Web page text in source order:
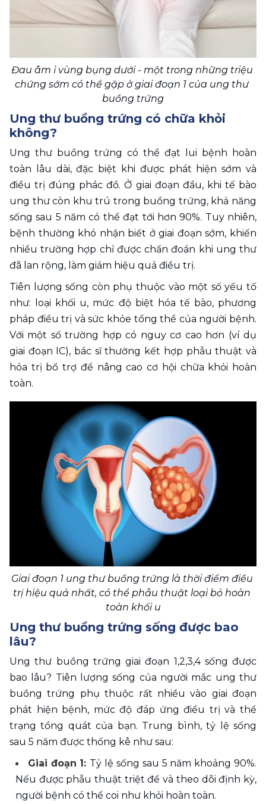
Đau âm ỉ vùng bụng dưới - một trong những triệu
chứng sớm có thể gặp ở giai đoạn 1 của ung thư
buồng trứng
Ung thư buồng trứng có chữa khỏi
không?
Ung thư buồng trứng có thể đạt lui bệnh hoàn
toàn lâu dài, đặc biệt khi được phát hiện sớm và
điều trị đúng phác đồ. Ở giai đoạn đầu, khi tế bào
ung thư còn khu trú trong buồng trứng, khả năng
sống sau 5 năm có thể đạt tới hơn 90%. Tuy nhiên,
bệnh thường khó nhận biết ở giai đoạn sớm, khiến
nhiều trường hợp chỉ được chẩn đoán khi ung thư
đã lan rộng, làm giảm hiệu quả điều trị.
Tiên lượng sống còn phụ thuộc vào một số yếu tố
như: loại khối u, mức độ biệt hóa tế bào, phương
pháp điều trị và sức khỏe tổng thể của người bệnh.
Với một số trường hợp có nguy cơ cao hơn (ví dụ
giai đoạn IC), bác sĩ thường kết hợp phẫu thuật và
hóa trị bổ trợ để nâng cao cơ hội chữa khỏi hoàn
toàn.
Giai đoạn 1 ung thư buồng trứng là thời điểm điều
trị hiệu quả nhất, có thể phẫu thuật loại bỏ hoàn
toàn khối u
Ung thư buồng trứng sống được bao
lâu?
Ung thư buồng trứng giai đoạn 1,2,3,4 sống được
bao lâu? Tiên lượng sống của người mắc ung thư
buồng trứng phụ thuộc rất nhiều vào giai đoạn
phát hiện bệnh, mức độ đáp ứng điều trị và thể
trạng tổng quát của bạn. Trung bình, tỷ lệ sống
sau 5 năm được thống kê như sau:
Giai đoạn 1: Tỷ lệ sống sau 5 năm khoảng 90%.
Nếu được phẫu thuật triệt để và theo dõi định kỳ,
người bệnh có thể coi như khỏi hoàn toàn.